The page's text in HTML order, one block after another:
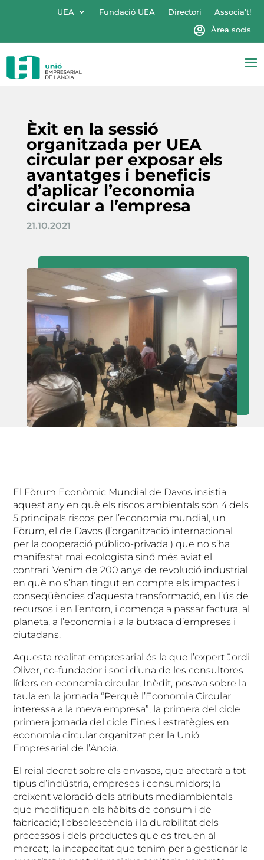
UEA Fundació UEA Directori
Associa’t!
Àrea socis
Èxit en la sessió
organitzada per UEA
circular per exposar els
avantatges i beneficis
d’aplicar l’economia
circular a l’empresa
21.10.2021
El Fòrum Econòmic Mundial de Davos insistia
aquest any en què els riscos ambientals són 4 dels
5 principals riscos per l’economia mundial, un
Fòrum, el de Davos (l’organització internacional
per la cooperació público-privada ) que no s’ha
manifestat mai ecologista sinó més aviat el
contrari. Venim de 200 anys de revolució industrial
en què no s’han tingut en compte els impactes i
conseqüències d’aquesta transformació, en l’ús de
recursos i en l’entorn, i comença a passar factura, al
planeta, a l’economia i a la butxaca d’empreses i
ciutadans.
Aquesta realitat empresarial és la que l’expert Jordi
Oliver, co-fundador i soci d’una de les consultores
líders en economia circular, Inèdit, posava sobre la
taula en la jornada “Perquè l’Economia Circular
interessa a la meva empresa”, la primera del cicle
primera jornada del cicle Eines i estratègies en
economia circular organitzat per la Unió
Empresarial de l’Anoia.
El reial decret sobre els envasos, que afectarà a tot
tipus d’indústria, empreses i consumidors; la
creixent valoració dels atributs mediambientals
que modifiquen els hàbits de consum i de
fabricació; l’obsolescència i la durabilitat dels
processos i dels productes que es treuen al
mercat;, la incapacitat que tenim per a gestionar la